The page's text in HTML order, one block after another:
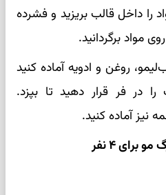
را داخل قالب بریزید و فشرده
مواد برگردانید.
روغن و ادویه آماده کنید
در فر قرار دهید تا بپزد.
نیز آماده کنید.
برای ۴ نفر